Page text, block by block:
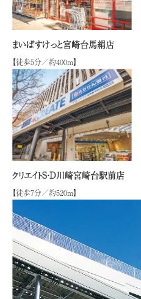
まいばすけっと宮崎台馬絹店
【徒歩5分／約400m】
クリエイトS・D川崎宮崎台駅前店
【徒歩7分／約520m】